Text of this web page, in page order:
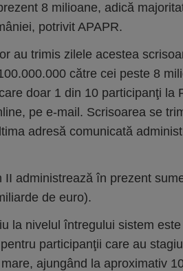
8 milioane, adică
potrivit APAPR.
au trimis zilele acestea
către cei peste 8
doar 1 din 10 participanţi la
pe e-mail. Scrisoarea se
adresă comunicată
II administrează în prezent
de euro).
la nivelul întregului sistem
participanţii care au
ajungând la aproximativ